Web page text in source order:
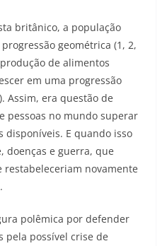
britânico, a população
geométrica (1, 2,
de alimentos
em uma progressão
Assim, era questão de
pessoas no mundo superar
E quando isso
doenças e guerra, que
restabeleceriam novamente
polêmica por defender
pela possível crise de